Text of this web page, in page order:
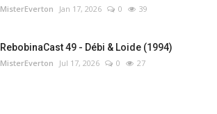
MisterEverton Jan 17, 2026 0 39
RebobinaCast 49 - Débi & Loide (1994)
MisterEverton Jul 17, 2026 0 27